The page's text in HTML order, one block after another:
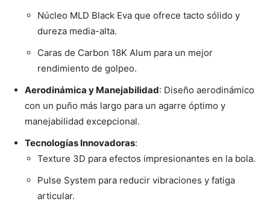
Núcleo MLD Black Eva que ofrece tacto sólido y
dureza media-alta.
Caras de Carbon 18K Alum para un mejor
rendimiento de golpeo.
Aerodinámica y Manejabilidad: Diseño aerodinámico
con un puño más largo para un agarre óptimo y
manejabilidad excepcional.
Tecnologías Innovadoras:
Texture 3D para efectos impresionantes en la bola.
Pulse System para reducir vibraciones y fatiga
articular.